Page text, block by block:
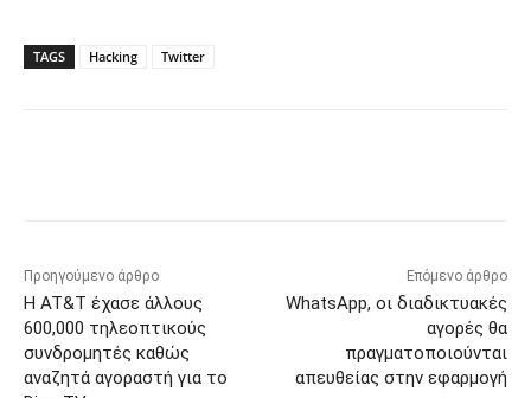
TAGS Hacking Twitter
Προηγούμενο άρθρο
Η AT&T έχασε άλλους
600,000 τηλεοπτικούς
συνδρομητές καθώς
αναζητά αγοραστή για το
Επόμενο άρθρο
WhatsApp, οι διαδικτυακές
αγορές θα
πραγματοποιούνται
απευθείας στην εφαρμογή